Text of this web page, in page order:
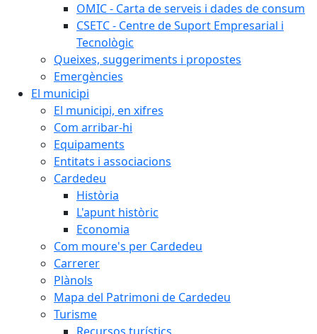
OMIC - Carta de serveis i dades de consum
CSETC - Centre de Suport Empresarial i
Tecnològic
Queixes, suggeriments i propostes
Emergències
El municipi
El municipi, en xifres
Com arribar-hi
Equipaments
Entitats i associacions
Cardedeu
Història
L'apunt històric
Economia
Com moure's per Cardedeu
Carrerer
Plànols
Mapa del Patrimoni de Cardedeu
Turisme